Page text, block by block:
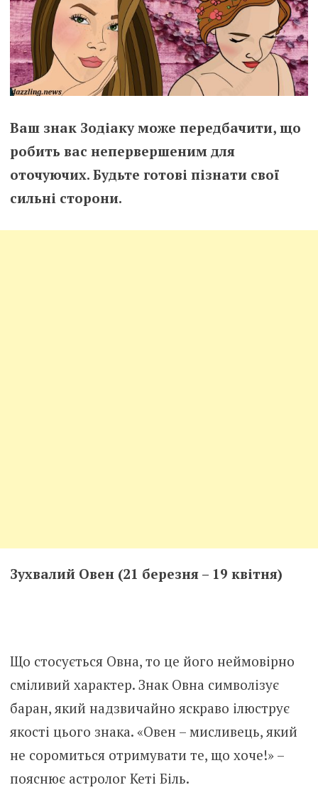
Ваш знак Зодіаку може передбачити, що
робить вас непервершеним для
оточуючих. Будьте готові пізнати свої
сильні сторони.
Зухвалий Овен (21 березня – 19 квітня)
Що стосується Овна, то це його неймовірно
сміливий характер. Знак Овна символізує
баран, який надзвичайно яскраво ілюструє
якості цього знака. «Овен – мисливець, який
не соромиться отримувати те, що хоче!» –
пояснює астролог Кеті Біль.